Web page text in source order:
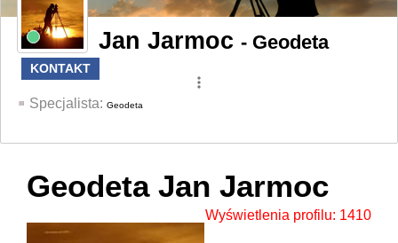
KONTAKT
Jan Jarmoc - Geodeta
more_vert
Specjalista: Geodeta
Geodeta Jan Jarmoc
Wyświetlenia profilu: 1410